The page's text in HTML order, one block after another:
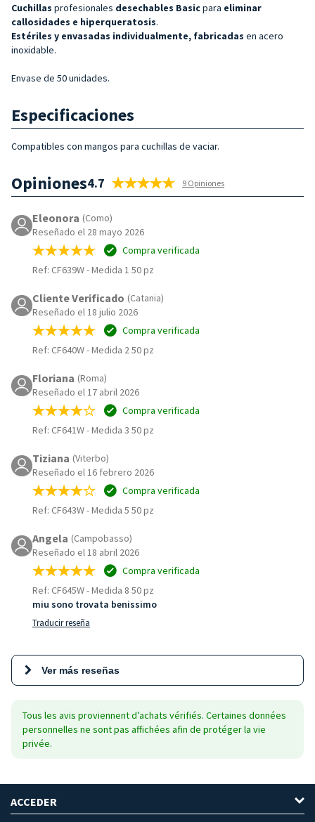
Cuchillas profesionales desechables Basicpara eliminar
callosidades e hiperqueratosis.
Estériles y envasadas individualmente, fabricadas en acero
inoxidable.
Envase de 50 unidades.
Especificaciones
Compatibles con mangos para cuchillas de vaciar.
Opiniones4.7 9 Opiniones
Eleonora (Como)
Reseñado el 28 mayo 2026
Compra verificada
Ref: CF639W-Medida 1 50 pz
Cliente Verificado (Catania)
Reseñado el 18 julio 2026
Compra verificada
Ref: CF640W-Medida 2 50 pz
Floriana (Roma)
Reseñado el 17 abril 2026
Compra verificada
Ref: CF641W-Medida 3 50 pz
Tiziana (Viterbo)
Reseñado el 16 febrero 2026
Compra verificada
Ref: CF643W-Medida 5 50 pz
Angela (Campobasso)
Reseñado el 18 abril 2026
Compra verificada
Ref: CF645W-Medida 8 50 pz
miu sono trovata benissimo
Traducir reseña
Ver más reseñas
Tous les avis proviennent d’achats vérifiés. Certaines données
personnelles ne sont pas affichées afin de protéger la vie
privée.
ACCEDER